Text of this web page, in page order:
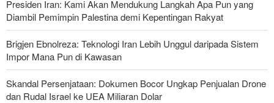
Presiden Iran: Kami Akan Mendukung Langkah Apa Pun yang
Diambil Pemimpin Palestina demi Kepentingan Rakyat
Brigjen Ebnolreza: Teknologi Iran Lebih Unggul daripada Sistem
Impor Mana Pun di Kawasan
Skandal Persenjataan: Dokumen Bocor Ungkap Penjualan Drone
dan Rudal Israel ke UEA Miliaran Dolar